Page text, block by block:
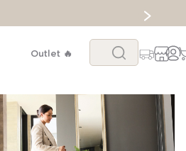
Outlet 🔥
Buscar...